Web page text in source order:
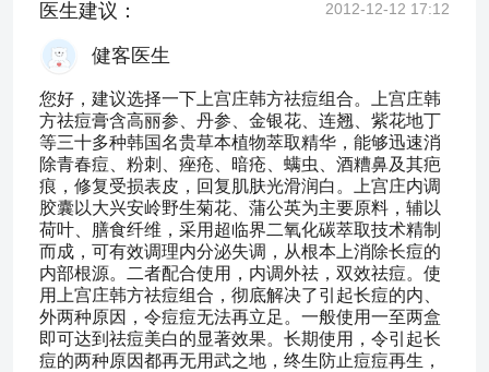
医生建议： 2012-12-12 17:12
健客医生
您好，建议选择一下上宫庄韩方祛痘组合。上宫庄韩
方祛痘膏含高丽参、丹参、金银花、连翘、紫花地丁
等三十多种韩国名贵草本植物萃取精华，能够迅速消
除青春痘、粉刺、痤疮、暗疮、螨虫、酒糟鼻及其疤
痕，修复受损表皮，回复肌肤光滑润白。上宫庄内调
胶囊以大兴安岭野生菊花、蒲公英为主要原料，辅以
荷叶、膳食纤维，采用超临界二氧化碳萃取技术精制
而成，可有效调理内分泌失调，从根本上消除长痘的
内部根源。二者配合使用，内调外祛，双效祛痘。使
用上宫庄韩方祛痘组合，彻底解决了引起长痘的内、
外两种原因，令痘痘无法再立足。一般使用一至两盒
即可达到祛痘美白的显著效果。长期使用，令引起长
痘的两种原因都再无用武之地，终生防止痘痘再生，